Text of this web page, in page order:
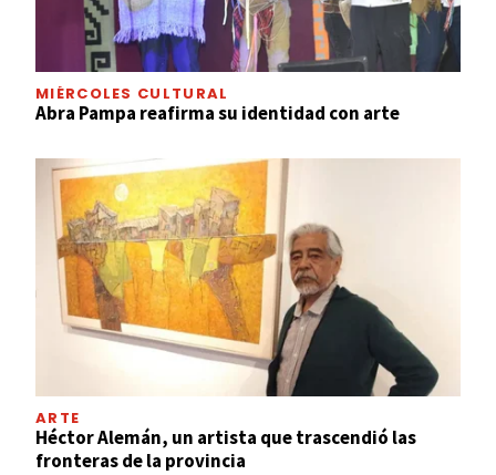
MIÉRCOLES CULTURAL
Abra Pampa reafirma su identidad con arte
ARTE
Héctor Alemán, un artista que trascendió las
fronteras de la provincia